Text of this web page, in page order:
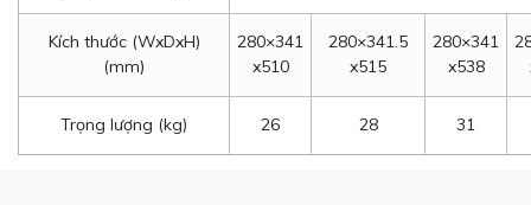
Kích thước (WxDxH)
(mm)
280×341
x510
280×341.5
x515
280×341
x538
Trọng lượng (kg) 26 28 31